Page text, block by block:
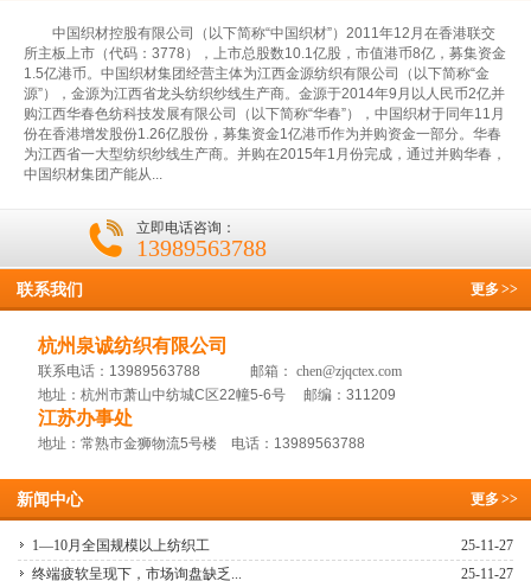
中国织材控股有限公司（以下简称“中国织材”）2011年12月在香港联交
所主板上市（代码：3778），上市总股数10.1亿股，市值港币8亿，募集资金
1.5亿港币。中国织材集团经营主体为江西金源纺织有限公司（以下简称“金
源”），金源为江西省龙头纺织纱线生产商。金源于2014年9月以人民币2亿并
购江西华春色纺科技发展有限公司（以下简称“华春”），中国织材于同年11月
份在香港增发股份1.26亿股份，募集资金1亿港币作为并购资金一部分。华春
为江西省一大型纺织纱线生产商。并购在2015年1月份完成，通过并购华春，
中国织材集团产能从...
立即电话咨询：
13989563788
更多>>
联系我们
杭州泉诚纺织有限公司
联系电话：13989563788 邮箱： chen@zjqctex.com
地址：杭州市萧山中纺城C区22幢5-6号 邮编：311209
江苏办事处
地址：常熟市金狮物流5号楼 电话：13989563788
更多>>
新闻中心
25-11-27
1—10月全国规模以上纺织工
25-11-27
终端疲软呈现下，市场询盘缺乏...